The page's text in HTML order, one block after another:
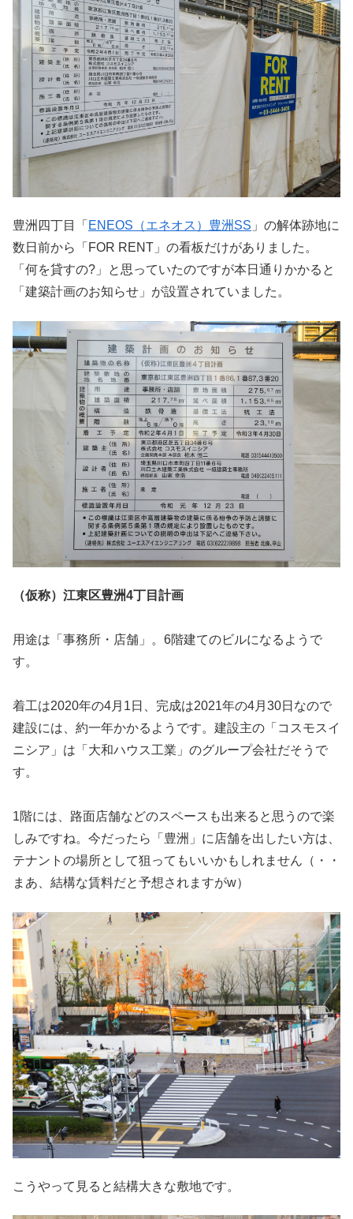
豊洲四丁目「 ENEOS（エネオス）豊洲SS 」の解体跡地に
数日前から「FOR RENT」の看板だけがありました。
「何を貸すの?」と思っていたのですが本日通りかかると
「建築計画のお知らせ」が設置されていました。
（仮称）江東区豊洲4丁目計画
用途は「事務所・店舗」。6階建てのビルになるようで
す。
着工は2020年の4月1日、完成は2021年の4月30日なので
建設には、約一年かかるようです。建設主の「コスモスイ
ニシア」は「大和ハウス工業」のグループ会社だそうで
す。
1階には、路面店舗などのスペースも出来ると思うので楽
しみですね。今だったら「豊洲」に店舗を出したい方は、
テナントの場所として狙ってもいいかもしれません（・・
まあ、結構な賃料だと予想されますがw）
こうやって見ると結構大きな敷地です。